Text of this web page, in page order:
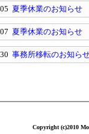
夏季休業のお知らせ
夏季休業のお知らせ
事務所移転のお知ら
Copyright (c)2010